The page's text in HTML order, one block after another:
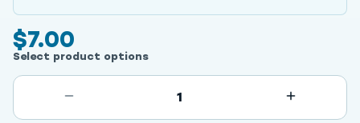
$7.00
Select product options
1